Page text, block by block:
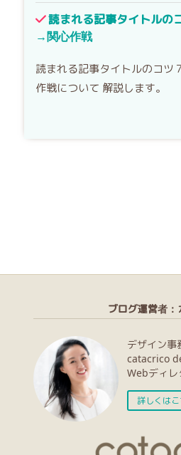
読まれる記事タイトルの
→関心作戦
読まれる記事タイトルのコ
作戦について 解説します。
ブログ運営者
デザイン事
catacrico
Webディレ
詳しくはこ